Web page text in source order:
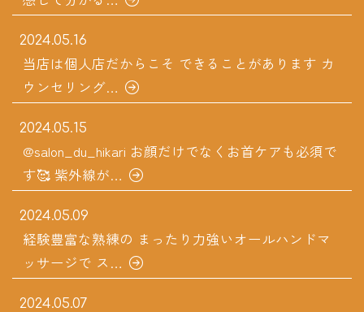
2024.05.16
当店は個人店だからこそ できることがあります カ
ウンセリング…
2024.05.15
@salon_du_hikari お顔だけでなくお首ケアも必須で
す🥰 紫外線が…
2024.05.09
経験豊富な熟練の まったり力強いオールハンドマ
ッサージで ス…
2024.05.07